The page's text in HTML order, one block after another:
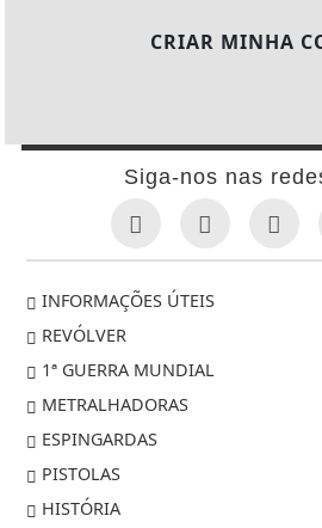
CRIAR MINHA
Siga-nos nas
INFORMAÇÕES ÚTEIS
REVÓLVER
1ª GUERRA MUNDIAL
METRALHADORAS
ESPINGARDAS
PISTOLAS
HISTÓRIA